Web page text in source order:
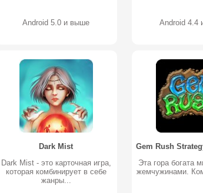
Android 5.0 и выше Android 4.4
Dark Mist
Dark Mist - это карточная игра,
которая комбинирует в себе
жанры...
Эта гора богата
жемчужинами.